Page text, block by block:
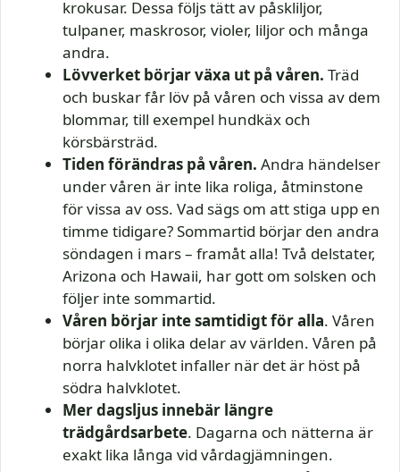
krokusar. Dessa följs tätt av påskliljor,
tulpaner, maskrosor, violer, liljor och många
andra.
Lövverket börjar växa ut på våren. Träd
och buskar får löv på våren och vissa av dem
blommar, till exempel hundkäx och
körsbärsträd.
Tiden förändras på våren. Andra händelser
under våren är inte lika roliga, åtminstone
för vissa av oss. Vad sägs om att stiga upp en
timme tidigare? Sommartid börjar den andra
söndagen i mars – framåt alla! Två delstater,
Arizona och Hawaii, har gott om solsken och
följer inte sommartid.
Våren börjar inte samtidigt för alla. Våren
börjar olika i olika delar av världen. Våren på
norra halvklotet infaller när det är höst på
södra halvklotet.
Mer dagsljus innebär längre
trädgårdsarbete. Dagarna och nätterna är
exakt lika långa vid vårdagjämningen.